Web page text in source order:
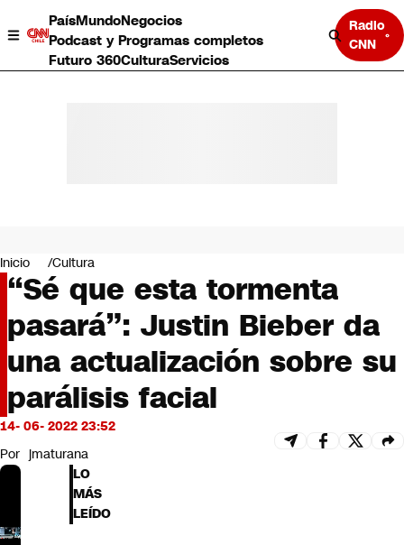
PaísMundoNegocios
Podcast y Programas completos
Futuro 360CulturaServicios
Radio
CNN
Negocios
Deportes
Programas completos
Cultura
Servicios
Bits
CNN Data
CNN tiempo
Futuro 360
Inicio Cultura
“Sé que esta tormenta
pasará”: Justin Bieber da
una actualización sobre su
parálisis facial
14- 06- 2022 23:52
Por jmaturana
LO
MÁS
LEÍDO